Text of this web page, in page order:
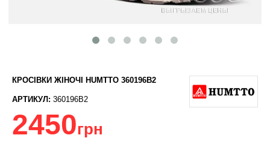
КРОСІВКИ ЖІНОЧІ HUMTTO 360196B2
АРТИКУЛ: 360196B2
2450грн